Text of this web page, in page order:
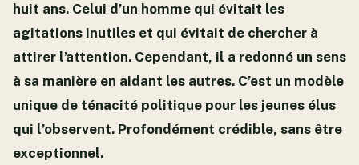
huit ans. Celui d’un homme qui évitait les
agitations inutiles et qui évitait de chercher à
attirer l’attention. Cependant, il a redonné un sens
à sa manière en aidant les autres. C’est un modèle
unique de ténacité politique pour les jeunes élus
qui l’observent. Profondément crédible, sans être
exceptionnel.